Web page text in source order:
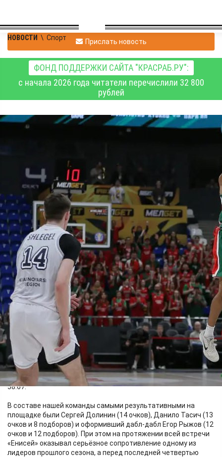
НОВОСТИ \ Спорт Прислать новость
ФОНД ПОДДЕРЖКИ САЙТА "КРАСРАБ.РУ":
с начала 2026 года читатели перечислили 32 800
рублей
Баскетболисты
«Енисея» неудачно
стартовали в новом
сезоне Единой лиги
Спорт
03.10.2025 14:00553
БК «Локомотив-Кубань»
В первом матче красноярская команда на выезде играла с
краснодарским коллективом «Локомотив-Кубань». В упорном
противостоянии сибиряки уступили южанам всего 9 очков –
58:67.
В составе нашей команды самыми результативными на
площадке были Сергей Долинин (14 очков), Данило Тасич (13
очков и 8 подборов) и оформивший дабл-дабл Егор Рыжов (12
очков и 12 подборов). При этом на протяжении всей встречи
«Енисей» оказывал серьёзное сопротивление одному из
лидеров прошлого сезона, а перед последней четвертью